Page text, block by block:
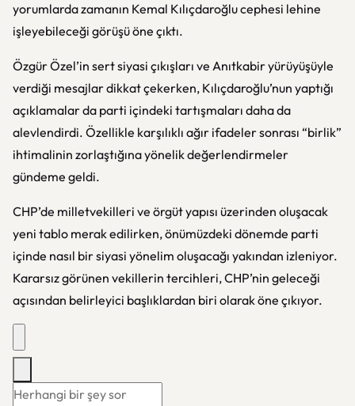
yorumlarda zamanın Kemal Kılıçdaroğlu cephesi lehine
işleyebileceği görüşü öne çıktı.
Özgür Özel’in sert siyasi çıkışları ve Anıtkabir yürüyüşüyle
verdiği mesajlar dikkat çekerken, Kılıçdaroğlu’nun yaptığı
açıklamalar da parti içindeki tartışmaları daha da
alevlendirdi. Özellikle karşılıklı ağır ifadeler sonrası “birlik”
ihtimalinin zorlaştığına yönelik değerlendirmeler
gündeme geldi.
CHP’de milletvekilleri ve örgüt yapısı üzerinden oluşacak
yeni tablo merak edilirken, önümüzdeki dönemde parti
içinde nasıl bir siyasi yönelim oluşacağı yakından izleniyor.
Kararsız görünen vekillerin tercihleri, CHP’nin geleceği
açısından belirleyici başlıklardan biri olarak öne çıkıyor.